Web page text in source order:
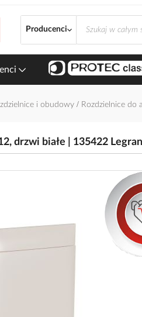
Producenci
i obudowy Rozdzielnice do
drzwi białe | 135422